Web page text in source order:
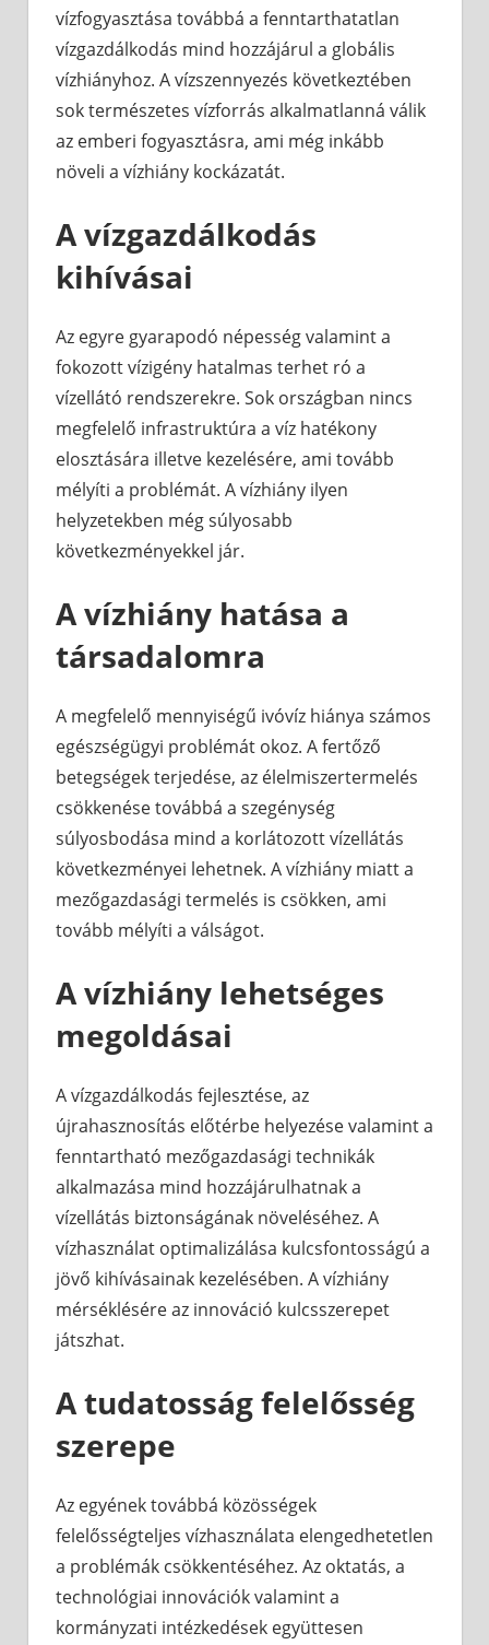
vízfogyasztása továbbá a fenntarthatatlan
vízgazdálkodás mind hozzájárul a globális
vízhiányhoz. A vízszennyezés következtében
sok természetes vízforrás alkalmatlanná válik
az emberi fogyasztásra, ami még inkább
növeli a vízhiány kockázatát.
A vízgazdálkodás
kihívásai
Az egyre gyarapodó népesség valamint a
fokozott vízigény hatalmas terhet ró a
vízellátó rendszerekre. Sok országban nincs
megfelelő infrastruktúra a víz hatékony
elosztására illetve kezelésére, ami tovább
mélyíti a problémát. A vízhiány ilyen
helyzetekben még súlyosabb
következményekkel jár.
A vízhiány hatása a
társadalomra
A megfelelő mennyiségű ivóvíz hiánya számos
egészségügyi problémát okoz. A fertőző
betegségek terjedése, az élelmiszertermelés
csökkenése továbbá a szegénység
súlyosbodása mind a korlátozott vízellátás
következményei lehetnek. A vízhiány miatt a
mezőgazdasági termelés is csökken, ami
tovább mélyíti a válságot.
A vízhiány lehetséges
megoldásai
A vízgazdálkodás fejlesztése, az
újrahasznosítás előtérbe helyezése valamint a
fenntartható mezőgazdasági technikák
alkalmazása mind hozzájárulhatnak a
vízellátás biztonságának növeléséhez. A
vízhasználat optimalizálása kulcsfontosságú a
jövő kihívásainak kezelésében. A vízhiány
mérséklésére az innováció kulcsszerepet
játszhat.
A tudatosság felelősség
szerepe
Az egyének továbbá közösségek
felelősségteljes vízhasználata elengedhetetlen
a problémák csökkentéséhez. Az oktatás, a
technológiai innovációk valamint a
kormányzati intézkedések együttesen